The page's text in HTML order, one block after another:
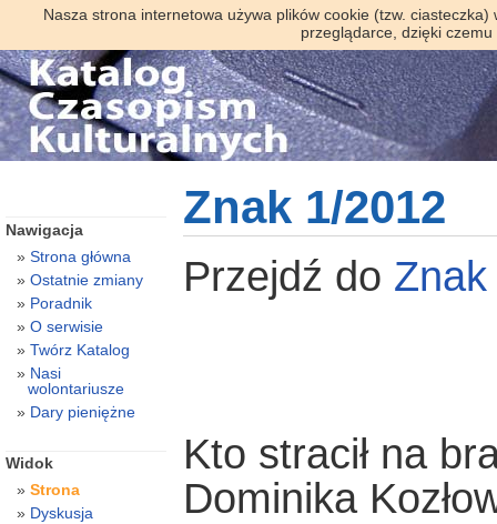
Nasza strona internetowa używa plików cookie (tzw.
przeglądarce, dzięki
Znak 1/2012
Przejdź do Znak
Kto stracił na
Dominika
Nawigacja
Strona główna
Ostatnie zmiany
Poradnik
O serwisie
Twórz Katalog
Nasi
wolontariusze
Dary pieniężne
Widok
Strona
Dyskusja